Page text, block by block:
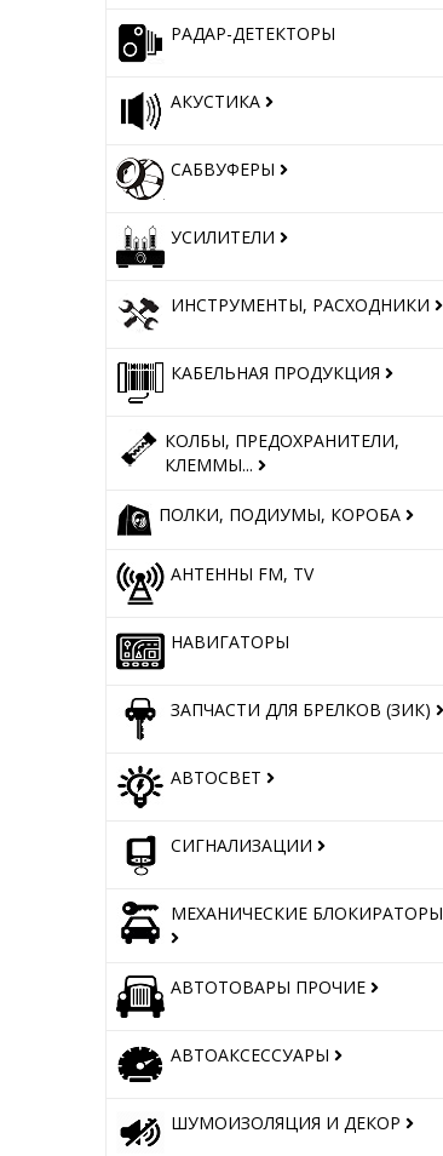
РАДАР-ДЕТЕКТОРЫ
АКУСТИКА
САБВУФЕРЫ
УСИЛИТЕЛИ
ИНСТРУМЕНТЫ, РАСХОДНИКИ
КАБЕЛЬНАЯ ПРОДУКЦИЯ
КОЛБЫ, ПРЕДОХРАНИТЕЛИ,
КЛЕММЫ...
ПОЛКИ, ПОДИУМЫ, КОРОБА
АНТЕННЫ FM, TV
НАВИГАТОРЫ
ЗАПЧАСТИ ДЛЯ БРЕЛКОВ (ЗИК)
АВТОСВЕТ
СИГНАЛИЗАЦИИ
МЕХАНИЧЕСКИЕ БЛОКИРАТОРЫ
АВТОТОВАРЫ ПРОЧИЕ
АВТОАКСЕССУАРЫ
ШУМОИЗОЛЯЦИЯ И ДЕКОР